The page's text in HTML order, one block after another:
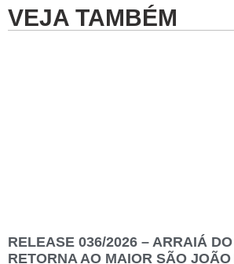
VEJA TAMBÉM
RELEASE 036/2026 – ARRAIÁ
RETORNA AO MAIOR SÃO